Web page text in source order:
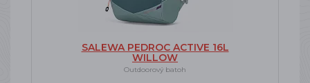
SALEWA PEDROC ACTIVE 16L
WILLOW
Outdoorový batoh